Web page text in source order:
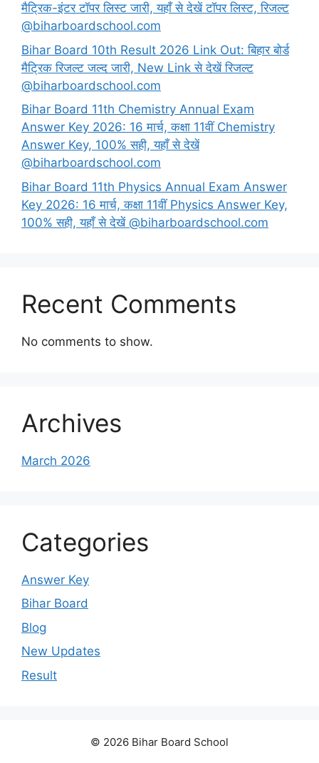
मैट्रिक-इंटर टॉपर लिस्ट जारी, यहाँ से देखें टॉपर लिस्ट, रिजल्ट
@biharboardschool.com
Bihar Board 10th Result 2026 Link Out: बिहार बोर्ड
मैट्रिक रिजल्ट जल्द जारी, New Link से देखें रिजल्ट
@biharboardschool.com
Bihar Board 11th Chemistry Annual Exam
Answer Key 2026: 16 मार्च, कक्षा 11वीं Chemistry
Answer Key, 100% सही, यहाँ से देखें
@biharboardschool.com
Bihar Board 11th Physics Annual Exam Answer
Key 2026: 16 मार्च, कक्षा 11वीं Physics Answer Key,
100% सही, यहाँ से देखें @biharboardschool.com
Recent Comments
No comments to show.
Archives
March 2026
Categories
Answer Key
Bihar Board
Blog
New Updates
Result
© 2026 Bihar Board School